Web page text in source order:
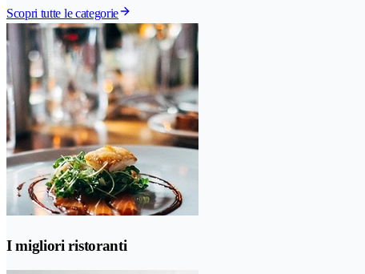
Scopri tutte le categorie
I migliori ristoranti